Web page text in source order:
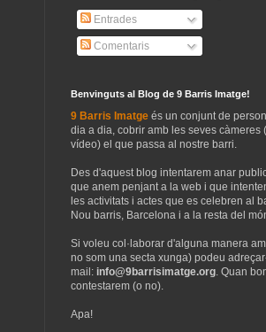
Entrades
Comentaris
Benvinguts al Blog de 9 Barris Imatge!
9 Barris Imatge és un conjunt de
dia a dia, cobrir amb les seves càmeres
vídeo) el que passa al nostre barri.
Des d'aquest blog intentarem anar
que anem penjant a la web i que
les activitats i actes que es celebren al
Nou barris, Barcelona i a la resta del
Si voleu col·laborar d'alguna manera
no som una secta xunga) podeu
mail: info@9barrisimatge.org. Quan
contestarem (o no).
Apa!